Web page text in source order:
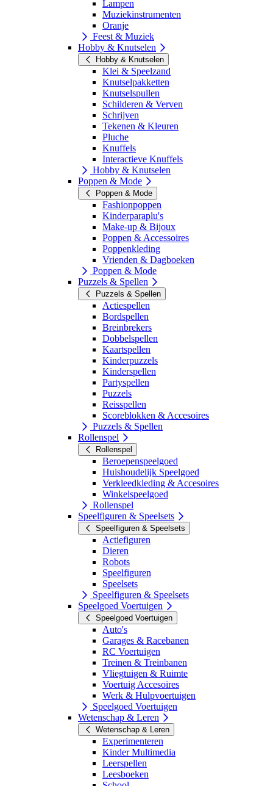
Lampen
Muziekinstrumenten
Oranje
Feest & Muziek
Hobby & Knutselen
Hobby & Knutselen
Klei & Speelzand
Knutselpakketten
Knutselspullen
Schilderen & Verven
Schrijven
Tekenen & Kleuren
Pluche
Knuffels
Interactieve Knuffels
Hobby & Knutselen
Poppen & Mode
Poppen & Mode
Fashionpoppen
Kinderparaplu's
Make-up & Bijoux
Poppen & Accessoires
Poppenkleding
Vrienden & Dagboeken
Poppen & Mode
Puzzels & Spellen
Puzzels & Spellen
Actiespellen
Bordspellen
Breinbrekers
Dobbelspellen
Kaartspellen
Kinderpuzzels
Kinderspellen
Partyspellen
Puzzels
Reisspellen
Scoreblokken & Accesoires
Puzzels & Spellen
Rollenspel
Rollenspel
Beroepenspeelgoed
Huishoudelijk Speelgoed
Verkleedkleding & Accesoires
Winkelspeelgoed
Rollenspel
Speelfiguren & Speelsets
Speelfiguren & Speelsets
Actiefiguren
Dieren
Robots
Speelfiguren
Speelsets
Speelfiguren & Speelsets
Speelgoed Voertuigen
Speelgoed Voertuigen
Auto's
Garages & Racebanen
RC Voertuigen
Treinen & Treinbanen
Vliegtuigen & Ruimte
Voertuig Accesoires
Werk & Hulpvoertuigen
Speelgoed Voertuigen
Wetenschap & Leren
Wetenschap & Leren
Experimenteren
Kinder Multimedia
Leerspellen
Leesboeken